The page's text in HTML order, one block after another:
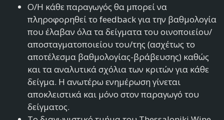
Ο/Η κάθε παραγωγός θα μπορεί να
πληροφορηθεί το feedback για την βαθμολογία
που έλαβαν όλα τα δείγματα του οινοποιείου/
αποσταγματοποιείου του/της (ασχέτως το
αποτέλεσμα βαθμολογίας-βράβευσης) καθώς
και τα αναλυτικά σχόλια των κριτών για κάθε
δείγμα. Η ανωτέρω ενημέρωση γίνεται
αποκλειστικά και μόνο στον παραγωγό του
δείγματος.